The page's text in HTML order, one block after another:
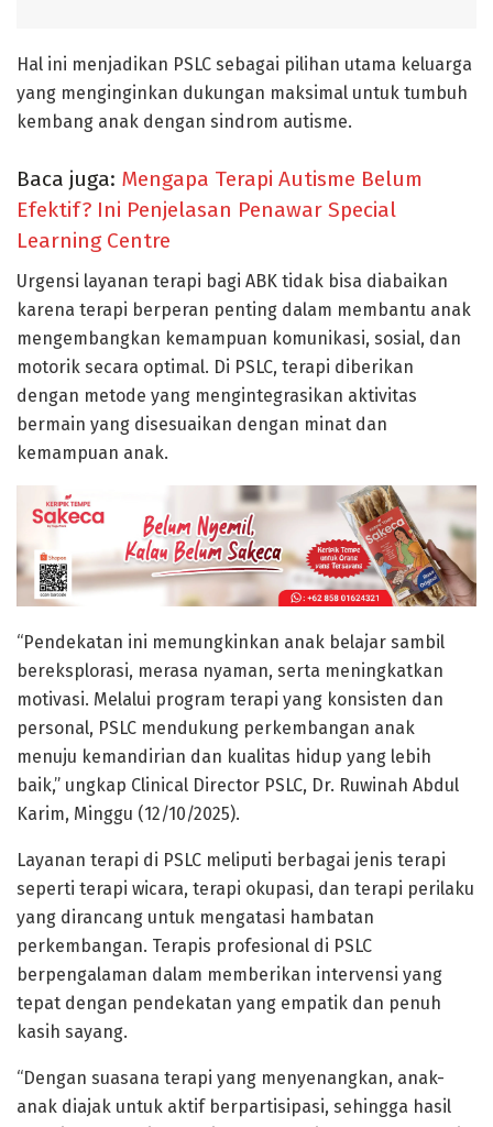
Hal ini menjadikan PSLC sebagai pilihan utama keluarga
yang menginginkan dukungan maksimal untuk tumbuh
kembang anak dengan sindrom autisme.
Baca juga: Mengapa Terapi Autisme Belum
Efektif? Ini Penjelasan Penawar Special
Learning Centre
Urgensi layanan terapi bagi ABK tidak bisa diabaikan
karena terapi berperan penting dalam membantu anak
mengembangkan kemampuan komunikasi, sosial, dan
motorik secara optimal. Di PSLC, terapi diberikan
dengan metode yang mengintegrasikan aktivitas
bermain yang disesuaikan dengan minat dan
kemampuan anak.
“Pendekatan ini memungkinkan anak belajar sambil
bereksplorasi, merasa nyaman, serta meningkatkan
motivasi. Melalui program terapi yang konsisten dan
personal, PSLC mendukung perkembangan anak
menuju kemandirian dan kualitas hidup yang lebih
baik,” ungkap Clinical Director PSLC, Dr. Ruwinah Abdul
Karim, Minggu (12/10/2025).
Layanan terapi di PSLC meliputi berbagai jenis terapi
seperti terapi wicara, terapi okupasi, dan terapi perilaku
yang dirancang untuk mengatasi hambatan
perkembangan. Terapis profesional di PSLC
berpengalaman dalam memberikan intervensi yang
tepat dengan pendekatan yang empatik dan penuh
kasih sayang.
“Dengan suasana terapi yang menyenangkan, anak-
anak diajak untuk aktif berpartisipasi, sehingga hasil